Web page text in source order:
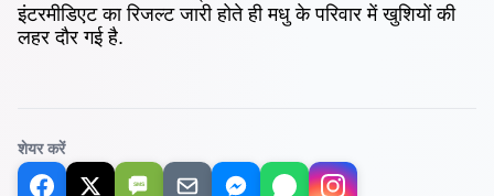
इंटरमीडिएट का रिजल्ट जारी होते ही मधु के परिवार में खुशियों की
लहर दौर गई है.
शेयर करें
SMS